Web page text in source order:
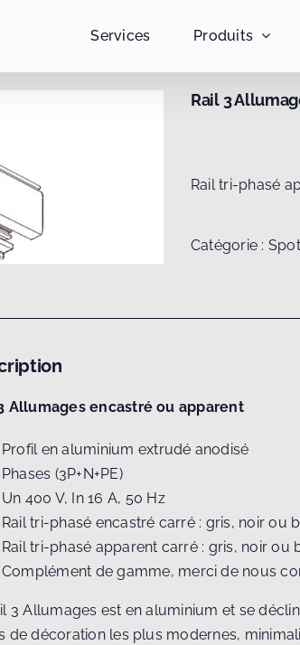
Services Produits
Rail 3
Rail tri-phasé
Catégorie :
Allumages encastré ou apparent
Profil en aluminium extrudé anodisé
Phases (3P+N+PE)
Un 400 V, In 16 A, 50 Hz
Rail tri-phasé encastré carré : gris, noir ou
Rail tri-phasé apparent carré : gris, noir ou
Complément de gamme, merci de nous
3 Allumages est en aluminium et se
de décoration les plus modernes,